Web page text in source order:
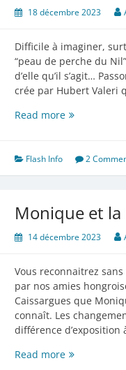
18 décembre 2023
Difficile à imaginer,
“peau de perche du
d’elle qu’il s’agit…
crée par Hubert Valeri
Read moreQu’est-
encore
Flash Info 2
Monique et
14 décembre 2023
Vous reconnaitrez
par nos amies
Caissargues que
connaît. Les
différence d’exposition
Read moreMonique